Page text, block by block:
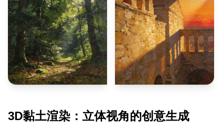
3D黏土渲染：立体视角的创意生成